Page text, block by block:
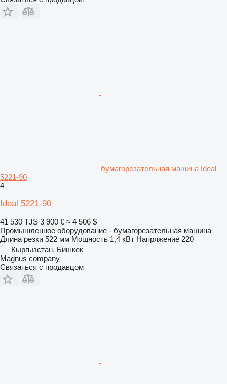
бумагорезательная машина Ideal
5221-90
4
Ideal 5221-90
41 530 TJS 3 900 € ≈ 4 506 $
Промышленное оборудование - бумагорезательная машина
Длина резки 522 мм Мощность 1,4 кВт Напряжение 220
Кыргызстан, Бишкек
Magnus company
Связаться с продавцом